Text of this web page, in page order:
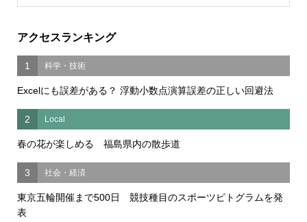
アクセスランキング
1 科学・技術
Excelにも誤差がある？ 浮動小数点演算誤差の正しい回避法
2 Local
春の花が楽しめる 福島県内の散歩道
3 社会・経済
東京五輪開催まで500日 競技種目のスポーツピトグラムを発
表